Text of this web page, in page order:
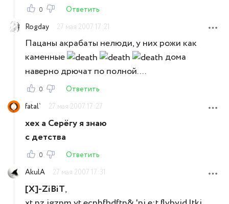
0
Ответить
Rogday
27 мая 2007 17:21
Пацаны акрабаты нелюди, у них рожи как
каменные
дома
наверно дрючат по полной....
0
Ответить
fatal`
27 мая 2007 17:27
хех а Серёгу я знаю
с детства
0
Ответить
AkulA
27 мая 2007 17:31
[X]-ZiBiT,